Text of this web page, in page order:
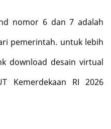
nomor 6 dan 7 adalah
pemerintah. untuk lebih
download desain virtual
Kemerdekaan RI 2026